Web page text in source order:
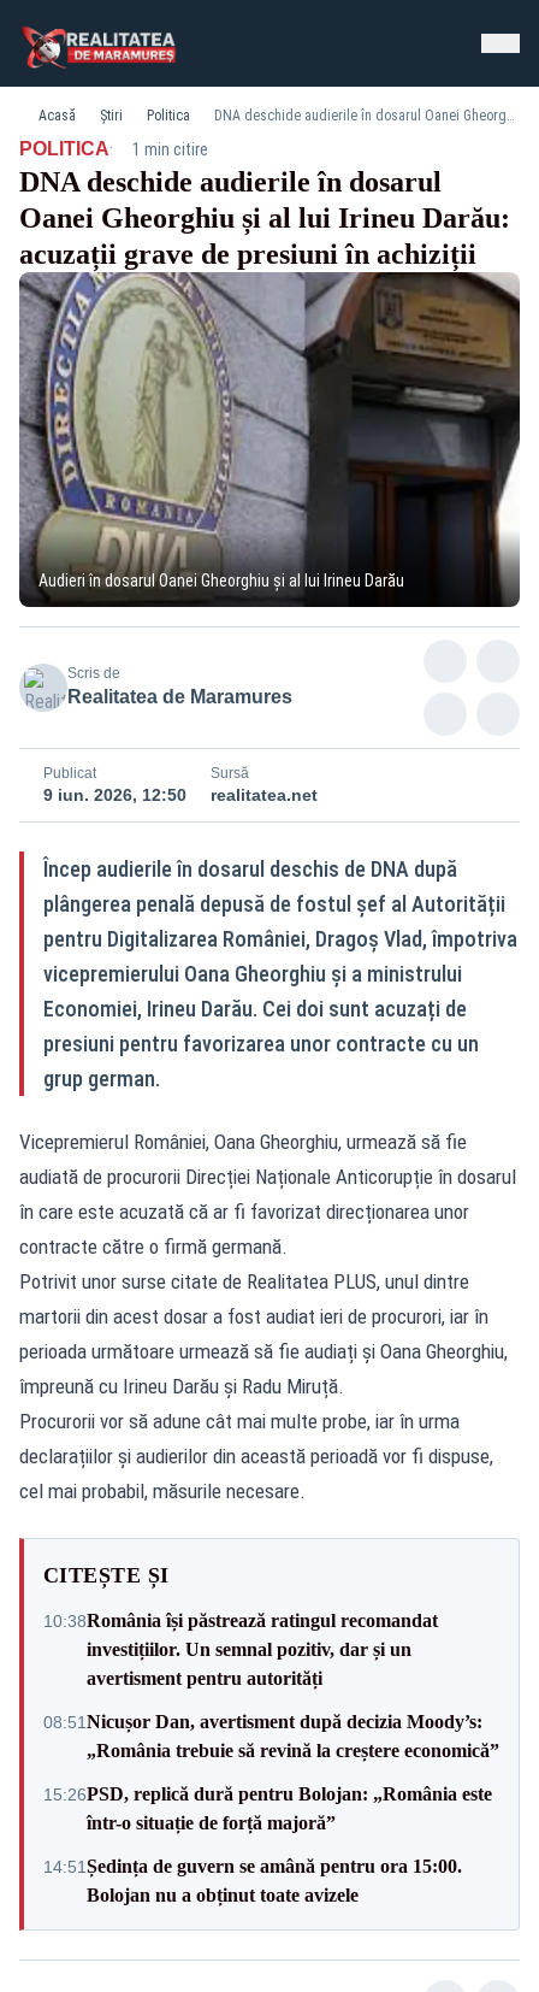
Acasă Știri Politica DNA deschide audierile în dosarul Oanei Gheorghiu și al lui Irineu Darău: acuzații grave de presiuni în achiziții
POLITICA· 1 min citire
DNA deschide audierile în dosarul
Oanei Gheorghiu și al lui Irineu Darău:
acuzații grave de presiuni în achiziții
Audieri în dosarul Oanei Gheorghiu și al lui Irineu Darău
Scris de
Realitatea de Maramures
Publicat
9 iun. 2026, 12:50
Sursă
realitatea.net
Încep audierile în dosarul deschis de DNA după
plângerea penală depusă de fostul șef al Autorității
pentru Digitalizarea României, Dragoș Vlad, împotriva
vicepremierului Oana Gheorghiu și a ministrului
Economiei, Irineu Darău. Cei doi sunt acuzați de
presiuni pentru favorizarea unor contracte cu un
grup german.
Vicepremierul României, Oana Gheorghiu, urmează să fie
audiată de procurorii Direcției Naționale Anticorupție în dosarul
în care este acuzată că ar fi favorizat direcționarea unor
contracte către o firmă germană.
Potrivit unor surse citate de Realitatea PLUS, unul dintre
martorii din acest dosar a fost audiat ieri de procurori, iar în
perioada următoare urmează să fie audiați și Oana Gheorghiu,
împreună cu Irineu Darău și Radu Miruță.
Procurorii vor să adune cât mai multe probe, iar în urma
declarațiilor și audierilor din această perioadă vor fi dispuse,
cel mai probabil, măsurile necesare.
CITEȘTE ȘI
10:38România își păstrează ratingul recomandat
investițiilor. Un semnal pozitiv, dar și un
avertisment pentru autorități
08:51Nicușor Dan, avertisment după decizia Moody’s:
„România trebuie să revină la creștere economică”
15:26PSD, replică dură pentru Bolojan: „România este
într-o situație de forță majoră”
14:51Ședința de guvern se amână pentru ora 15:00.
Bolojan nu a obținut toate avizele